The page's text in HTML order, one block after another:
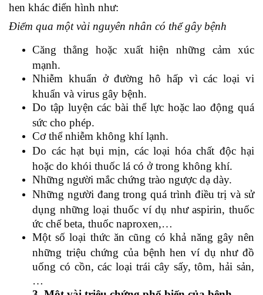
hen khác điển hình như:
Điểm qua một vài nguyên nhân có thể gây bệnh
Căng thẳng hoặc xuất hiện những cảm xúc
mạnh.
Nhiễm khuẩn ở đường hô hấp vì các loại vi
khuẩn và virus gây bệnh.
Do tập luyện các bài thể lực hoặc lao động quá
sức cho phép.
Cơ thể nhiễm không khí lạnh.
Do các hạt bụi mịn, các loại hóa chất độc hại
hoặc do khói thuốc lá có ở trong không khí.
Những người mắc chứng trào ngược dạ dày.
Những người đang trong quá trình điều trị và sử
dụng những loại thuốc ví dụ như aspirin, thuốc
ức chế beta, thuốc naproxen,…
Một số loại thức ăn cũng có khả năng gây nên
những triệu chứng của bệnh hen ví dụ như đồ
uống có cồn, các loại trái cây sấy, tôm, hải sản,